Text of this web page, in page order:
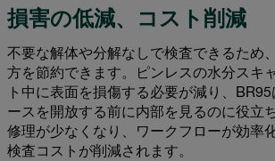
損害の低減、コスト削減
不要な解体や分解なしで検査できるため
方を節約できます。ピンレスの水分スキ
ト中に表面を損傷する必要が減り、
ースを開放する前に内部を見るのに役立
修理が少なくなり、ワークフローが効率
検査コストが削減されます。